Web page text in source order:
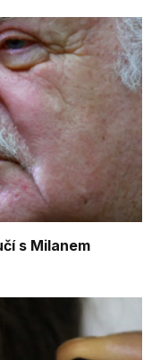
s Milanem